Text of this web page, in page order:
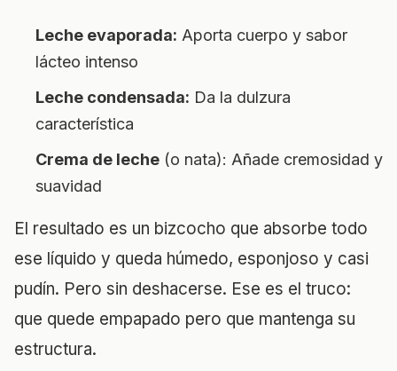
Leche evaporada: Aporta cuerpo y sabor
lácteo intenso
Leche condensada: Da la dulzura
característica
Crema de leche (o nata): Añade cremosidad y
suavidad
El resultado es un bizcocho que absorbe todo
ese líquido y queda húmedo, esponjoso y casi
pudín. Pero sin deshacerse. Ese es el truco:
que quede empapado pero que mantenga su
estructura.